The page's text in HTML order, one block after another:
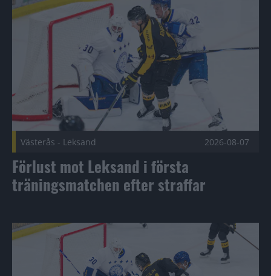
Västerås - Leksand 2026-08-07
Förlust mot Leksand i första
träningsmatchen efter straffar
Höjdpunkter | VIK-LIF 3-4 str Publicerad 2026-08-07